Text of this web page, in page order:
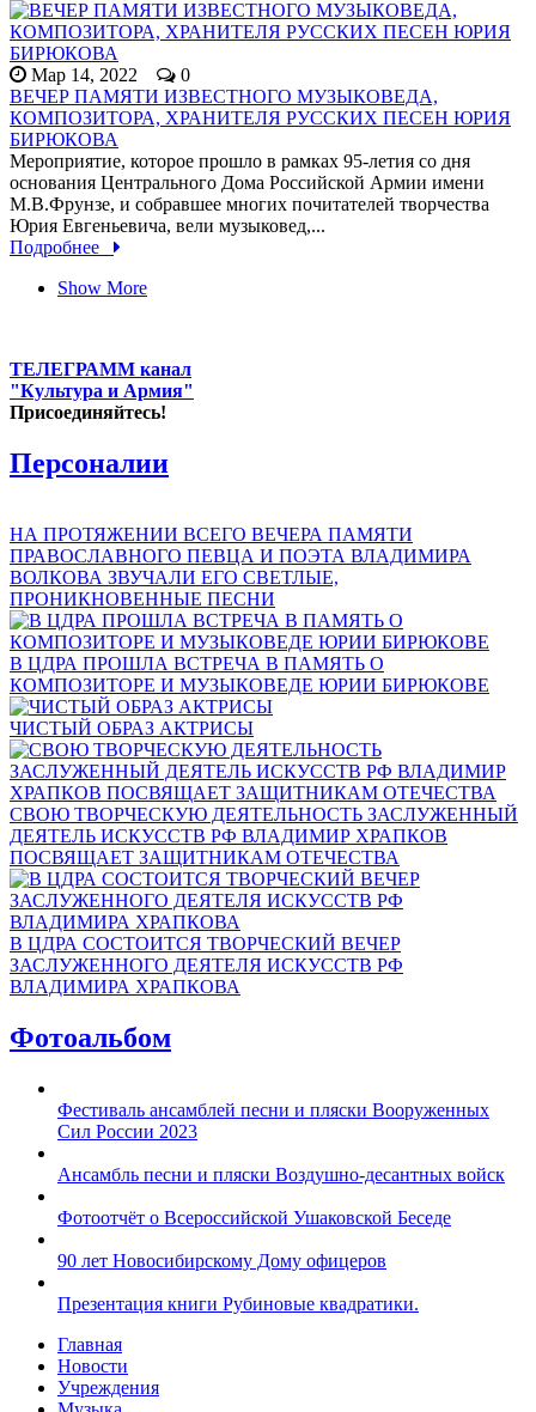
Мар 14, 2022
0
ВЕЧЕР ПАМЯТИ ИЗВЕСТНОГО МУЗЫКОВЕДА,
КОМПОЗИТОРА, ХРАНИТЕЛЯ РУССКИХ ПЕСЕН ЮРИЯ
БИРЮКОВА
Мероприятие, которое прошло в рамках 95-летия со дня
основания Центрального Дома Российской Армии имени
М.В.Фрунзе, и собравшее многих почитателей творчества
Юрия Евгеньевича, вели музыковед,...
Подробнее
Show More
ТЕЛЕГРАММ канал
"Культура и Армия"
Присоединяйтесь!
Персоналии
НА ПРОТЯЖЕНИИ ВСЕГО ВЕЧЕРА ПАМЯТИ
ПРАВОСЛАВНОГО ПЕВЦА И ПОЭТА ВЛАДИМИРА
ВОЛКОВА ЗВУЧАЛИ ЕГО СВЕТЛЫЕ,
ПРОНИКНОВЕННЫЕ ПЕСНИ
В ЦДРА ПРОШЛА ВСТРЕЧА В ПАМЯТЬ О
КОМПОЗИТОРЕ И МУЗЫКОВЕДЕ ЮРИИ БИРЮКОВЕ
ЧИСТЫЙ ОБРАЗ АКТРИСЫ
СВОЮ ТВОРЧЕСКУЮ ДЕЯТЕЛЬНОСТЬ ЗАСЛУЖЕННЫЙ
ДЕЯТЕЛЬ ИСКУССТВ РФ ВЛАДИМИР ХРАПКОВ
ПОСВЯЩАЕТ ЗАЩИТНИКАМ ОТЕЧЕСТВА
В ЦДРА СОСТОИТСЯ ТВОРЧЕСКИЙ ВЕЧЕР
ЗАСЛУЖЕННОГО ДЕЯТЕЛЯ ИСКУССТВ РФ
ВЛАДИМИРА ХРАПКОВА
Фотоальбом
Фестиваль ансамблей песни и пляски Вооруженных
Сил России 2023
Ансамбль песни и пляски Воздушно-десантных войск
Фотоотчёт о Всероссийской Ушаковской Беседе
90 лет Новосибирскому Дому офицеров
Презентация книги Рубиновые квадратики.
Главная
Новости
Учреждения